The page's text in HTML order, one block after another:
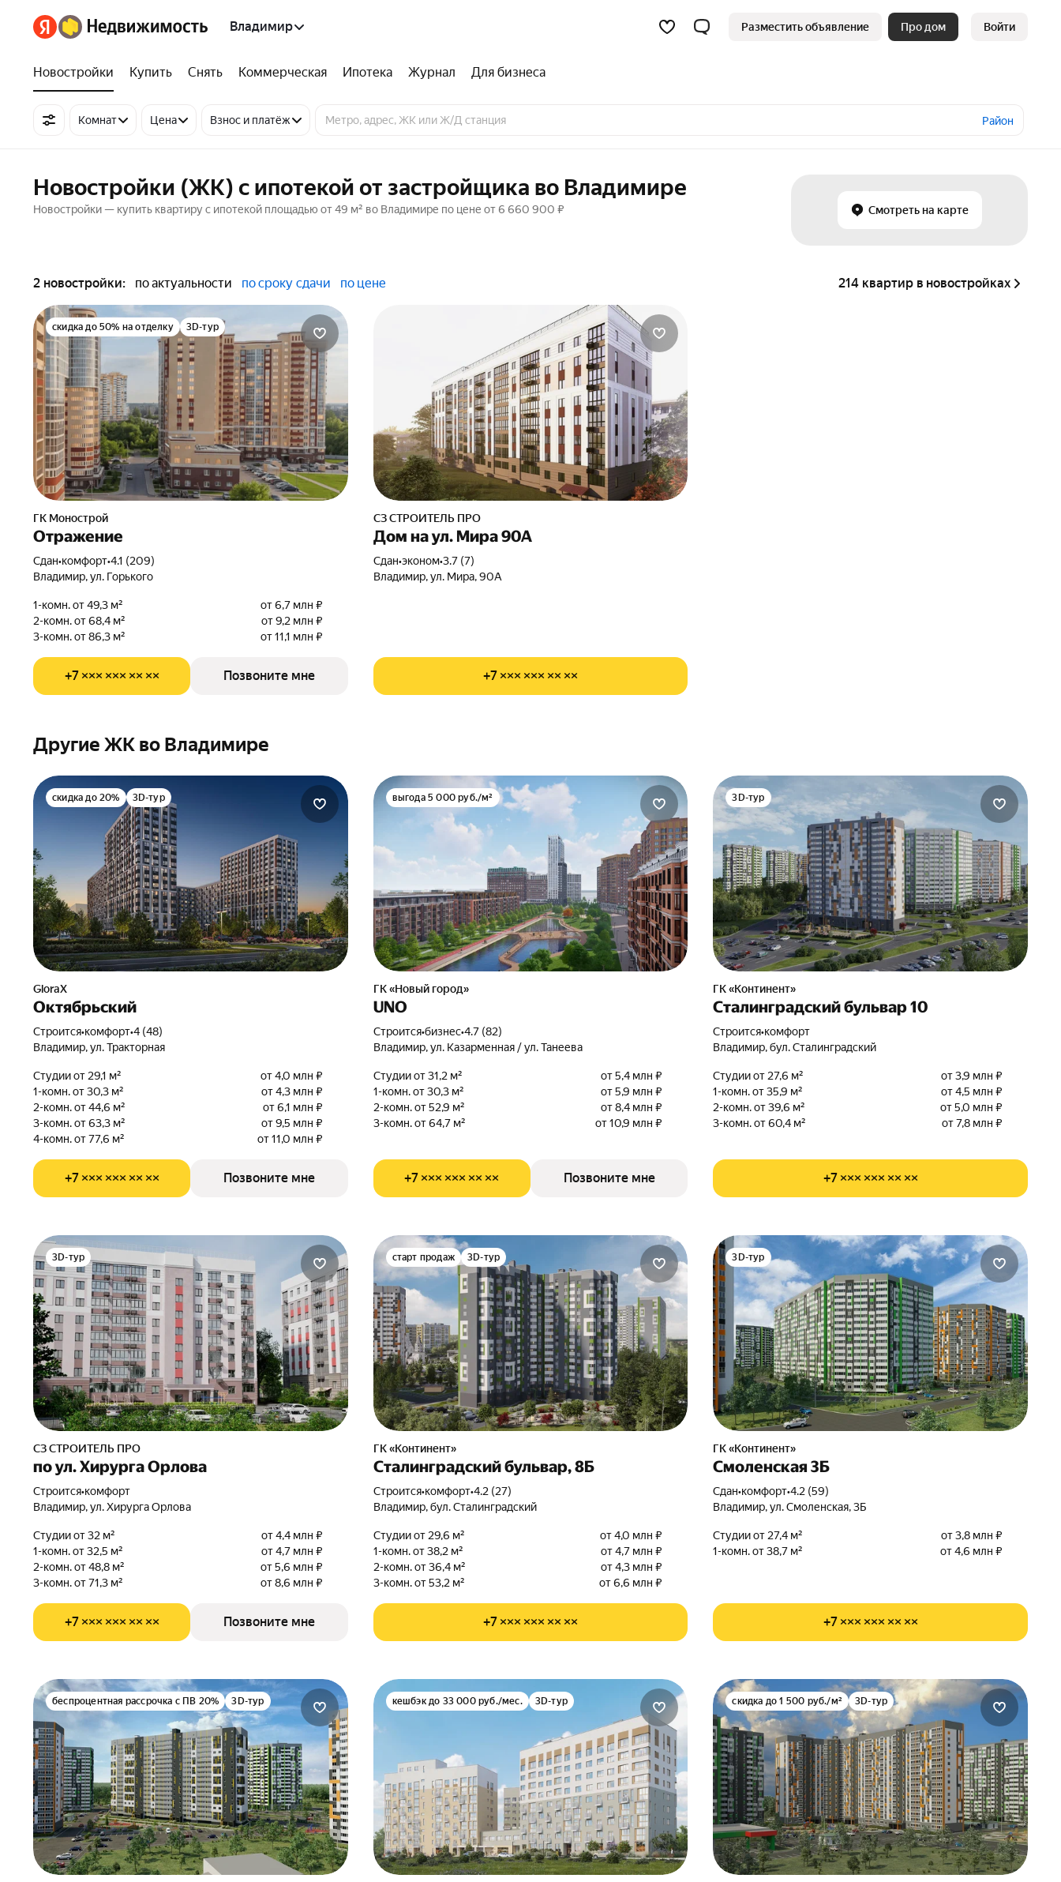
Владимир Разместить объявление Про дом Войти
Новостройки Купить Снять Коммерческая Ипотека Журнал Для бизнеса
Комнат Цена Взнос и платёж Район
Новостройки (ЖК) с ипотекой от застройщика во Владимире
Новостройки — купить квартиру с ипотекой площадью от 49 м² во Владимире по цене от 6 660 900 ₽ Смотреть на карте
2 новостройки: по актуальности по сроку сдачи по цене 214 квартир в новостройках
скидка до 50% на отделку 3D-тур
ГК Монострой
Отражение
Сдан•комфорт•4.1 (209)
Владимир, ул. Горького
1-комн. от 49,3 м²
от 6,7 млн ₽
2-комн. от 68,4 м²
от 9,2 млн ₽
3-комн. от 86,3 м²
от 11,1 млн ₽
+7 ××× ××× ×× ×× Позвоните мне
СЗ СТРОИТЕЛЬ ПРО
Дом на ул. Мира 90А
Сдан•эконом•3.7 (7)
Владимир, ул. Мира, 90А
+7 ××× ××× ×× ××
Другие ЖК во Владимире
скидка до 20% 3D-тур
GloraX
Октябрьский
Строится•комфорт•4 (48)
Владимир, ул. Тракторная
Студии от 29,1 м²
от 4,0 млн ₽
1-комн. от 30,3 м²
от 4,3 млн ₽
2-комн. от 44,6 м²
от 6,1 млн ₽
3-комн. от 63,3 м²
от 9,5 млн ₽
4-комн. от 77,6 м²
от 11,0 млн ₽
+7 ××× ××× ×× ×× Позвоните мне
выгода 5 000 руб./м²
ГК «Новый город»
UNO
Строится•бизнес•4.7 (82)
Владимир, ул. Казарменная / ул. Танеева
Студии от 31,2 м²
от 5,4 млн ₽
1-комн. от 30,3 м²
от 5,9 млн ₽
2-комн. от 52,9 м²
от 8,4 млн ₽
3-комн. от 64,7 м²
от 10,9 млн ₽
+7 ××× ××× ×× ×× Позвоните мне
3D-тур
ГК «Континент»
Сталинградский бульвар 10
Строится•комфорт
Владимир, бул. Сталинградский
Студии от 27,6 м²
от 3,9 млн ₽
1-комн. от 35,9 м²
от 4,5 млн ₽
2-комн. от 39,6 м²
от 5,0 млн ₽
3-комн. от 60,4 м²
от 7,8 млн ₽
+7 ××× ××× ×× ××
3D-тур
СЗ СТРОИТЕЛЬ ПРО
по ул. Хирурга Орлова
Строится•комфорт
Владимир, ул. Хирурга Орлова
Студии от 32 м²
от 4,4 млн ₽
1-комн. от 32,5 м²
от 4,7 млн ₽
2-комн. от 48,8 м²
от 5,6 млн ₽
3-комн. от 71,3 м²
от 8,6 млн ₽
+7 ××× ××× ×× ×× Позвоните мне
старт продаж 3D-тур
ГК «Континент»
Сталинградский бульвар, 8Б
Строится•комфорт•4.2 (27)
Владимир, бул. Сталинградский
Студии от 29,6 м²
от 4,0 млн ₽
1-комн. от 38,2 м²
от 4,7 млн ₽
2-комн. от 36,4 м²
от 4,3 млн ₽
3-комн. от 53,2 м²
от 6,6 млн ₽
+7 ××× ××× ×× ××
3D-тур
ГК «Континент»
Смоленская 3Б
Сдан•комфорт•4.2 (59)
Владимир, ул. Смоленская, 3Б
Студии от 27,4 м²
от 3,8 млн ₽
1-комн. от 38,7 м²
от 4,6 млн ₽
+7 ××× ××× ×× ××
беспроцентная рассрочка с ПВ 20% 3D-тур кешбэк до 33 000 руб./мес. 3D-тур скидка до 1 500 руб./м² 3D-тур